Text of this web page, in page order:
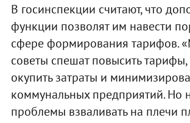
В госинспекции считают, что
функции позволят им навести
сфере формирования тарифов.
советы спешат повысить
окупить затраты и
коммунальных предприятий. Но
проблемы взваливать на плечи